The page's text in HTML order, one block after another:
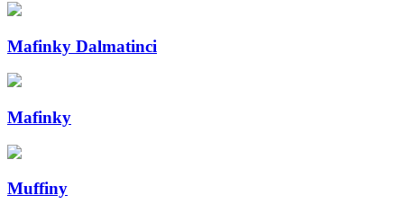
Mafinky Dalmatinci
Mafinky
Muffiny